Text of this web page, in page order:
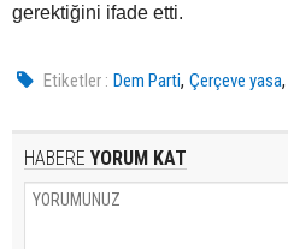
gerektiğini ifade etti.
Etiketler : Dem Parti,Çerçeve yasa
HABERE YORUM KAT